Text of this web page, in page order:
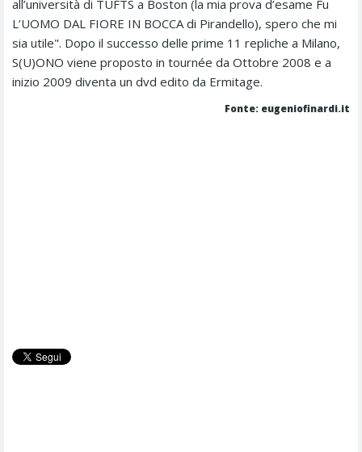
all’università di TUFTS a Boston (la mia prova d’esame Fu
L’UOMO DAL FIORE IN BOCCA di Pirandello), spero che mi
sia utile". Dopo il successo delle prime 11 repliche a Milano,
S(U)ONO viene proposto in tournée da Ottobre 2008 e a
inizio 2009 diventa un dvd edito da Ermitage.
Fonte: eugeniofinardi.it